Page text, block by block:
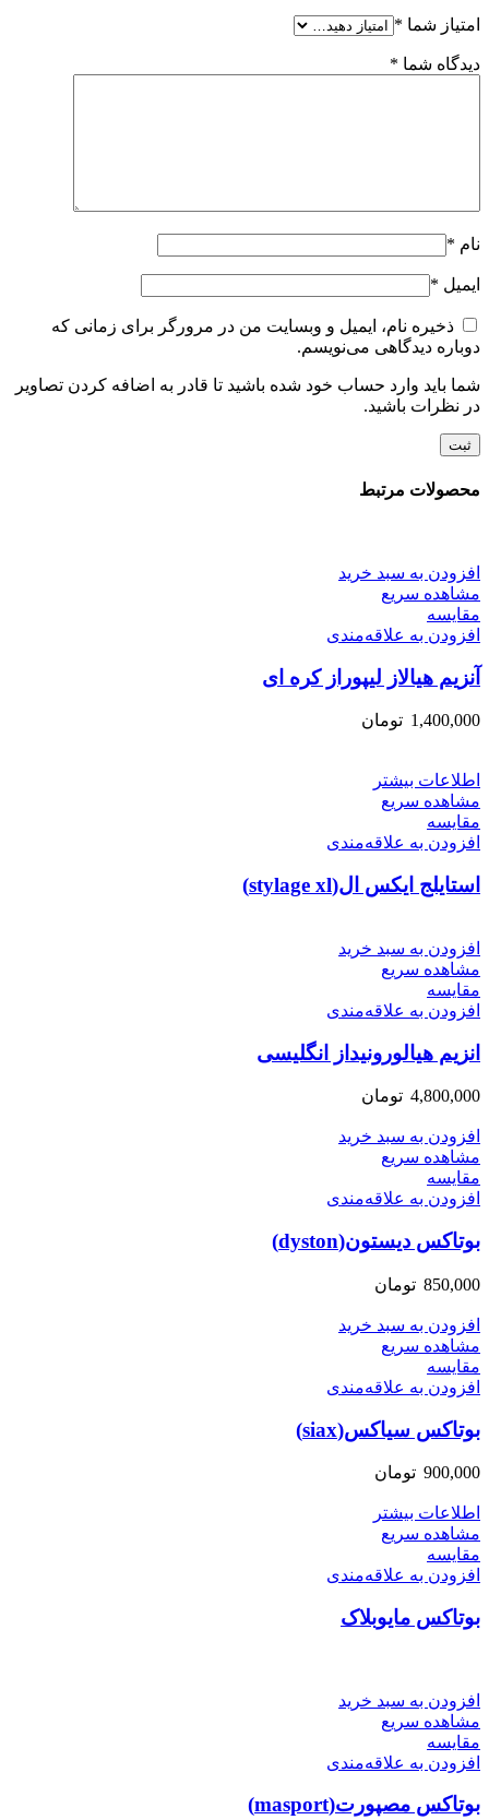
امتیاز شما *
دیدگاه شما *
نام *
ایمیل *
ذخیره نام، ایمیل و وبسایت من در مرورگر برای زمانی که
دوباره دیدگاهی می‌نویسم.
شما باید وارد حساب خود شده باشید تا قادر به اضافه کردن تصاویر
در نظرات باشید.
محصولات مرتبط
افزودن به سبد خرید
مشاهده سریع
مقایسه
افزودن به علاقه‌مندی
آنزیم هیالاز لیپوراز کره ای
1,400,000 تومان
اطلاعات بیشتر
مشاهده سریع
مقایسه
افزودن به علاقه‌مندی
استایلج ایکس ال(stylage xl)
افزودن به سبد خرید
مشاهده سریع
مقایسه
افزودن به علاقه‌مندی
انزیم هیالورونیداز انگلیسی
4,800,000 تومان
افزودن به سبد خرید
مشاهده سریع
مقایسه
افزودن به علاقه‌مندی
بوتاکس دیستون(dyston)
850,000 تومان
افزودن به سبد خرید
مشاهده سریع
مقایسه
افزودن به علاقه‌مندی
بوتاکس سیاکس(siax)
900,000 تومان
اطلاعات بیشتر
مشاهده سریع
مقایسه
افزودن به علاقه‌مندی
بوتاکس مایوبلاک
افزودن به سبد خرید
مشاهده سریع
مقایسه
افزودن به علاقه‌مندی
بوتاکس مصپورت(masport)